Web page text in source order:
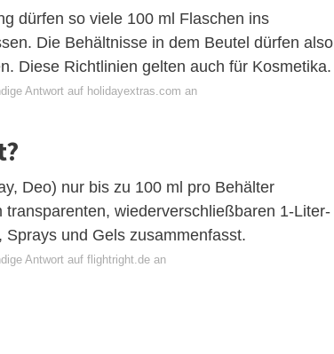
dürfen so viele 100 ml Flaschen ins
Die Behältnisse in dem Beutel dürfen also
Diese Richtlinien gelten auch für Kosmetika.
Antwort auf holidayextras.com an
Deo) nur bis zu 100 ml pro Behälter
wiederverschließbaren 1-Liter-
und Gels zusammenfasst.
Antwort auf flightright.de an